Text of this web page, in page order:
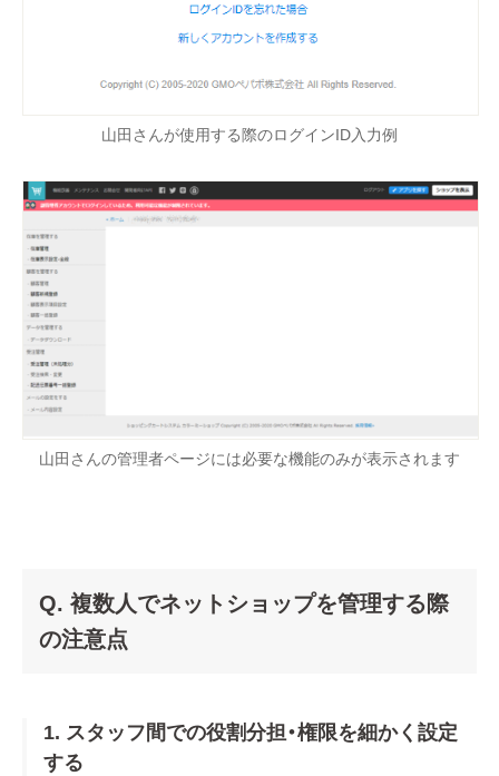
山田さんが使用する際のログインID入力例
山田さんの管理者ページには必要な機能のみが表示されます
Q. 複数人でネットショップを管理する際
の注意点
1. スタッフ間での役割分担・権限を細かく設定
する